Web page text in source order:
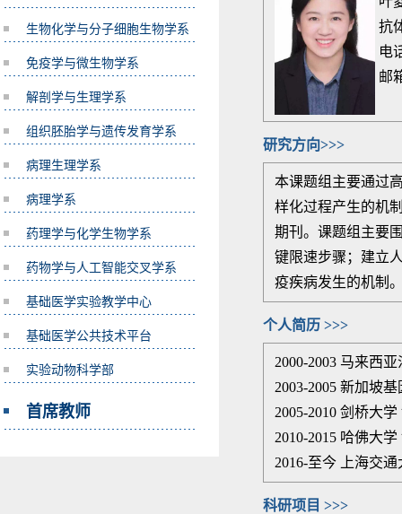
生物化学与分子细胞生物学系
免疫学与微生物学系
解剖学与生理学系
组织胚胎学与遗传发育学系
病理生理学系
病理学系
药理学与化学生物学系
药物学与人工智能交叉学系
基础医学实验教学中心
基础医学公共技术平台
实验动物科学部
首席教师
抗
电
邮
研究方向>>>
本课题组主要通过
样化过程产生的机
期刊。课题组主要
键限速步骤；建立
疫疾病发生的机制
个人简历 >>>
2000-2003 马来西亚
2003-2005 新加坡
2005-2010 剑桥大
2010-2015 哈佛大
2016-至今 上海交
科研项目 >>>